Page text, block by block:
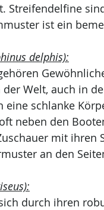
Streifendelfine
ist ein
delphis):
Welt, auch in
eine schlanke
neben den
mit ihren
an den
durch ihren